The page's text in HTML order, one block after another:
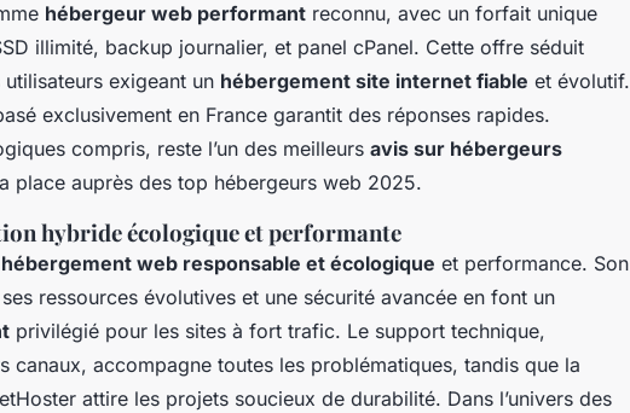
hébergeur web performant reconnu, avec un forfait unique
illimité, backup journalier, et panel cPanel. Cette offre séduit
exigeant un hébergement site internet fiable et évolutif.
exclusivement en France garantit des réponses rapides.
compris, reste l’un des meilleurs avis sur hébergeurs
place auprès des top hébergeurs web 2025.
hybride écologique et performante
hébergement web responsable et écologique et performance. Son
ressources évolutives et une sécurité avancée en font un
privilégié pour les sites à fort trafic. Le support technique,
canaux, accompagne toutes les problématiques, tandis que la
attire les projets soucieux de durabilité. Dans l’univers des